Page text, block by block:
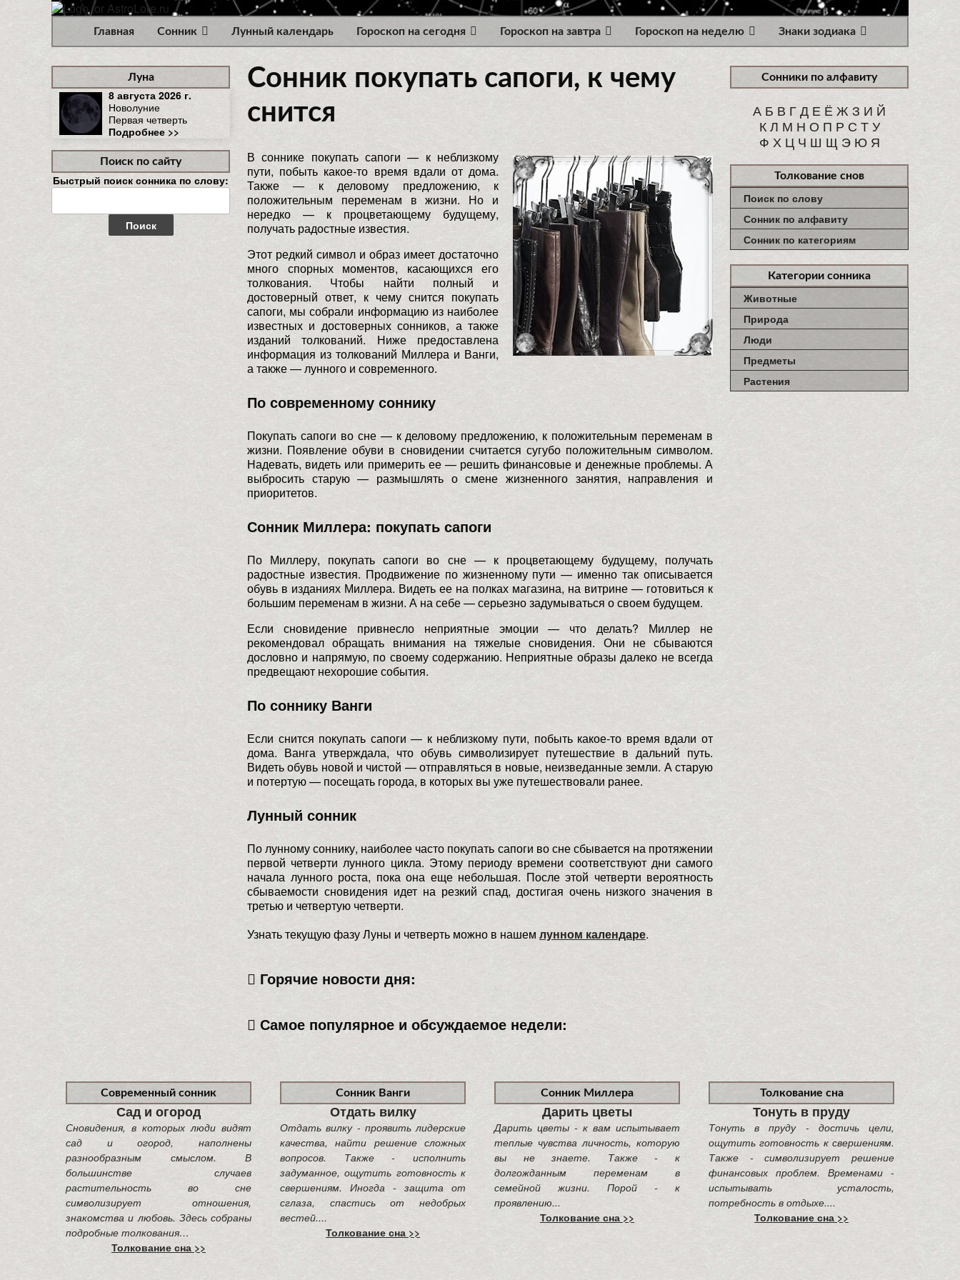
Главная Сонник Лунный календарь Гороскоп на сегодня Гороскоп на завтра Гороскоп на неделю Знаки зодиака
Луна
8 августа 2026 г.
Новолуние
Первая четверть
Подробнее >>
Поиск по сайту
Быстрый поиск сонника по слову:
Найти:
Сонник покупать сапоги, к чему
снится
В соннике покупать сапоги — к неблизкому
пути, побыть какое-то время вдали от дома.
Также — к деловому предложению, к
положительным переменам в жизни. Но и
нередко — к процветающему будущему,
получать радостные известия.
Этот редкий символ и образ имеет достаточно
много спорных моментов, касающихся его
толкования. Чтобы найти полный и
достоверный ответ, к чему снится покупать
сапоги, мы собрали информацию из наиболее
известных и достоверных сонников, а также
изданий толкований. Ниже предоставлена
информация из толкований Миллера и Ванги,
а также — лунного и современного.
По современному соннику
Покупать сапоги во сне — к деловому предложению, к положительным переменам в
жизни. Появление обуви в сновидении считается сугубо положительным символом.
Надевать, видеть или примерить ее — решить финансовые и денежные проблемы. А
выбросить старую — размышлять о смене жизненного занятия, направления и
приоритетов.
Сонник Миллера: покупать сапоги
По Миллеру, покупать сапоги во сне — к процветающему будущему, получать
радостные известия. Продвижение по жизненному пути — именно так описывается
обувь в изданиях Миллера. Видеть ее на полках магазина, на витрине — готовиться к
большим переменам в жизни. А на себе — серьезно задумываться о своем будущем.
Если сновидение привнесло неприятные эмоции — что делать? Миллер не
рекомендовал обращать внимания на тяжелые сновидения. Они не сбываются
дословно и напрямую, по своему содержанию. Неприятные образы далеко не всегда
предвещают нехорошие события.
По соннику Ванги
Если снится покупать сапоги — к неблизкому пути, побыть какое-то время вдали от
дома. Ванга утверждала, что обувь символизирует путешествие в дальний путь.
Видеть обувь новой и чистой — отправляться в новые, неизведанные земли. А старую
и потертую — посещать города, в которых вы уже путешествовали ранее.
Лунный сонник
По лунному соннику, наиболее часто покупать сапоги во сне сбывается на протяжении
первой четверти лунного цикла. Этому периоду времени соответствуют дни самого
начала лунного роста, пока она еще небольшая. После этой четверти вероятность
сбываемости сновидения идет на резкий спад, достигая очень низкого значения в
третью и четвертую четверти.
Узнать текущую фазу Луны и четверть можно в нашем лунном календаре.
Горячие новости дня:
Самое популярное и обсуждаемое недели:
Сонники по алфавиту
А Б В ГД Е Ё Ж З И Й
К Л М Н О П Р С Т У
Ф Х Ц Ч Ш Щ Э Ю Я
Толкование снов
Поиск по слову
Сонник по алфавиту
Сонник по категориям
Категории сонника
Животные
Природа
Люди
Предметы
Растения
Современный сонник
Сад и огород
Сновидения, в которых люди видят
сад и огород, наполнены
разнообразным смыслом. В
большинстве случаев
растительность во сне
символизирует отношения,
знакомства и любовь. Здесь собраны
подробные толкования…
Толкование сна >>
Сонник Ванги
Отдать вилку
Отдать вилку - проявить лидерские
качества, найти решение сложных
вопросов. Также - исполнить
задуманное, ощутить готовность к
свершениям. Иногда - защита от
сглаза, спастись от недобрых
вестей....
Толкование сна >>
Сонник Миллера
Дарить цветы
Дарить цветы - к вам испытывает
теплые чувства личность, которую
вы не знаете. Также - к
долгожданным переменам в
семейной жизни. Порой - к
проявлению...
Толкование сна >>
Толкование сна
Тонуть в пруду
Тонуть в пруду - достичь цели,
ощутить готовность к свершениям.
Также - символизирует решение
финансовых проблем. Временами -
испытывать усталость,
потребность в отдыхе....
Толкование сна >>